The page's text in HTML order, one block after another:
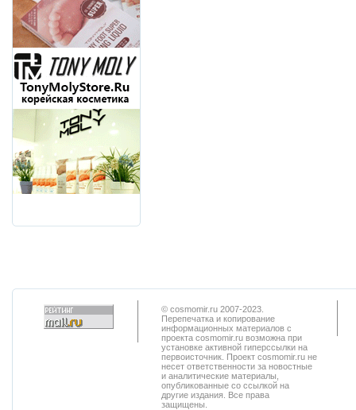
© cosmomir.ru 2007-2023.
Перепечатка и копирование
информационных материалов с
проекта cosmomir.ru возможна при
установке активной гиперссылки на
первоисточник. Проект cosmomir.ru не
несет ответственности за новостные
и аналитические материалы,
опубликованные со ссылкой на
другие издания. Все права
защищены.